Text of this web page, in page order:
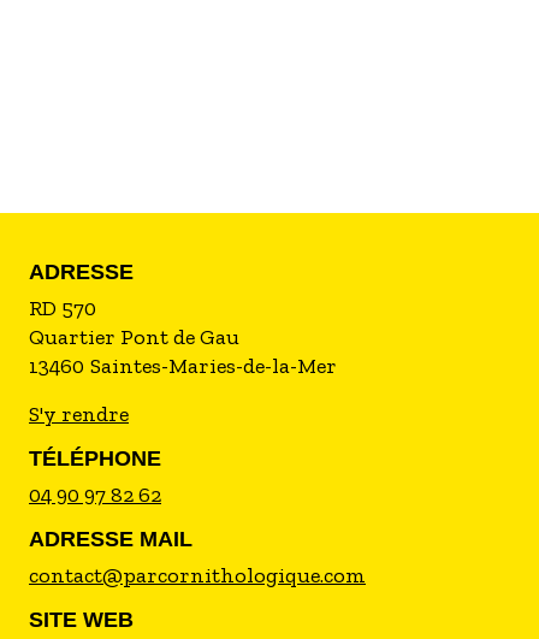
ADRESSE
RD 570
Quartier Pont de Gau
13460 Saintes-Maries-de-la-Mer
S'y rendre
TÉLÉPHONE
04 90 97 82 62
ADRESSE MAIL
contact@parcornithologique.com
SITE WEB